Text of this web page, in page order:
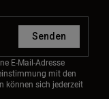
Senden
E-Mail-Adresse
mit den
können sich jederzeit